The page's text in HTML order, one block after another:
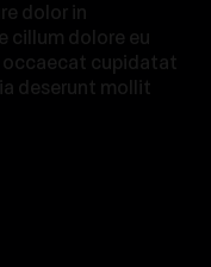
dolor in
cillum dolore eu
occaecat cupidatat
deserunt mollit